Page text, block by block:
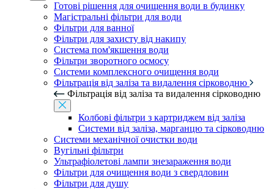
Готові рішення для очищення води в будинку
Магістральні фільтри для води
Фільтри для ванної
Фільтри для захисту від накипу
Система пом'якшення води
Фільтри зворотного осмосу
Системи комплексного очищення води
Фільтрація від заліза та видалення сірководню
Фільтрація від заліза та видалення сірководню
Колбові фільтри з картриджем від заліза
Системи від заліза, марганцю та сірководню
Системи механічної очистки води
Вугільні фільтри
Ультрафіолетові лампи знезараження води
Фільтри для очищення води з свердловин
Фільтри для душу